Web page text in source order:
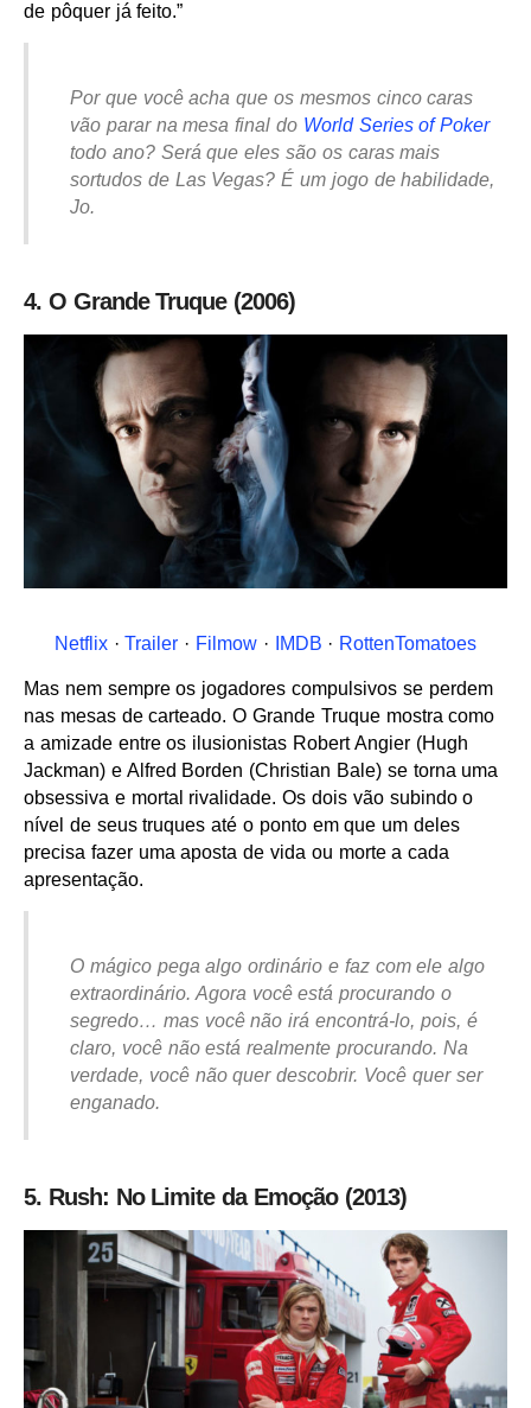
de pôquer já feito.”
Por que você acha que os mesmos cinco caras
vão parar na mesa final do World Series of Poker
todo ano? Será que eles são os caras mais
sortudos de Las Vegas? É um jogo de habilidade,
Jo.
4. O Grande Truque (2006)
Netflix·Trailer · Filmow · IMDB · RottenTomatoes
Mas nem sempre os jogadores compulsivos se perdem
nas mesas de carteado. O Grande Truque mostra como
a amizade entre os ilusionistas Robert Angier (Hugh
Jackman) e Alfred Borden (Christian Bale) se torna uma
obsessiva e mortal rivalidade. Os dois vão subindo o
nível de seus truques até o ponto em que um deles
precisa fazer uma aposta de vida ou morte a cada
apresentação.
O mágico pega algo ordinário e faz com ele algo
extraordinário. Agora você está procurando o
segredo… mas você não irá encontrá-lo, pois, é
claro, você não está realmente procurando. Na
verdade, você não quer descobrir. Você quer ser
enganado.
5. Rush: No Limite da Emoção (2013)